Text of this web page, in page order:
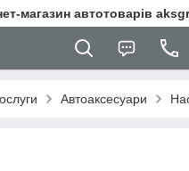
магазин автотоварів
Автоаксесуари